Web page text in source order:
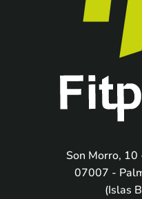
Son Morro, 10
07007 -
(Islas